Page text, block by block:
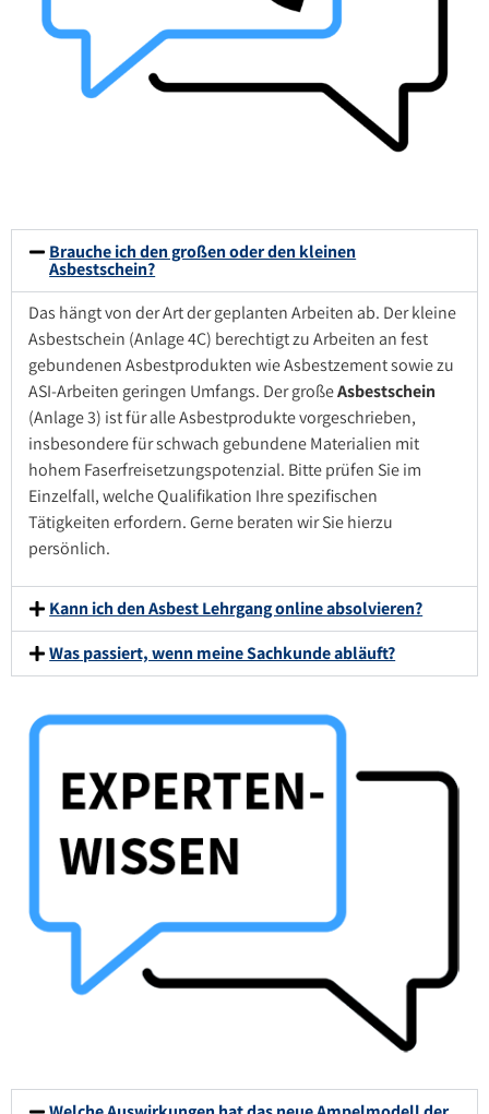
Brauche ich den großen oder den kleinen
Asbestschein?
Das hängt von der Art der geplanten Arbeiten ab. Der kleine
Asbestschein (Anlage 4C) berechtigt zu Arbeiten an fest
gebundenen Asbestprodukten wie Asbestzement sowie zu
ASI-Arbeiten geringen Umfangs. Der großeAsbestschein
(Anlage 3) ist für alle Asbestprodukte vorgeschrieben,
insbesondere für schwach gebundene Materialien mit
hohem Faserfreisetzungspotenzial. Bitte prüfen Sie im
Einzelfall, welche Qualifikation Ihre spezifischen
Tätigkeiten erfordern. Gerne beraten wir Sie hierzu
persönlich.
Kann ich den Asbest Lehrgang online absolvieren?
Was passiert, wenn meine Sachkunde abläuft?